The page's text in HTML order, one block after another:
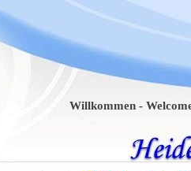
Willkommen - Welcome -